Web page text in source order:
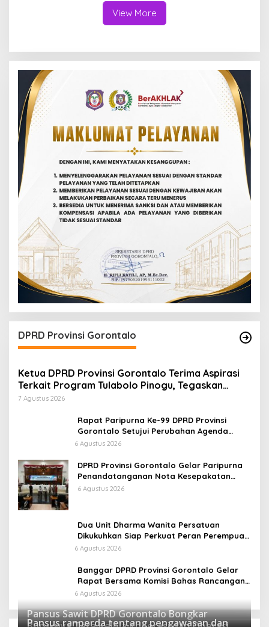
View More
DPRD Provinsi Gorontalo
Ketua DPRD Provinsi Gorontalo Terima Aspirasi
Terkait Program Tulabolo Pinogu, Tegaskan
Komitmen Pengawalan Hingga Tuntas
7 Agustus 2026
Rapat Paripurna Ke-99 DPRD Provinsi
Gorontalo Setujui Perubahan Agenda
Masa Persidangan Ketiga
6 Agustus 2026
DPRD Provinsi Gorontalo Gelar Paripurna
Penandatanganan Nota Kesepakatan
Perubahan KUA dan P-PPAS APBD 2026
6 Agustus 2026
Dua Unit Dharma Wanita Persatuan
Dikukuhkan Siap Perkuat Peran Perempuan
Dukung Kinerja ASN
6 Agustus 2026
Banggar DPRD Provinsi Gorontalo Gelar
Rapat Bersama Komisi Bahas Rancangan
APBD Induk Tahun Anggaran 2027
6 Agustus 2026
Pansus Sawit DPRD Gorontalo Bongkar
Pansus ranperda tentang pengawasan dan